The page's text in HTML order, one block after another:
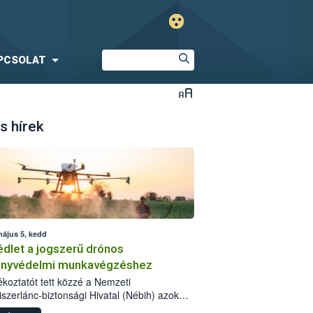
hírek
5, kedd
a jogszerű drónos
munkavégzéshez
tett közzé a Nemzeti
biztonsági Hivatal (Nébih) azok
akik drónnal szeretnének